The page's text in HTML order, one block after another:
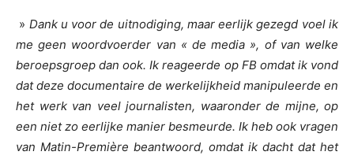
» Dank u voor de uitnodiging, maar eerlijk gezegd voel ik
me geen woordvoerder van « de media », of van welke
beroepsgroep dan ook. Ik reageerde op FB omdat ik vond
dat deze documentaire de werkelijkheid manipuleerde en
het werk van veel journalisten, waaronder de mijne, op
een niet zo eerlijke manier besmeurde. Ik heb ook vragen
van Matin-Première beantwoord, omdat ik dacht dat het